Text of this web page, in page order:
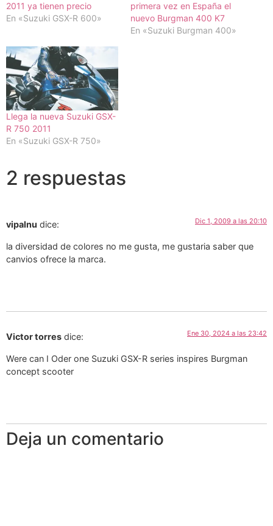
2011 ya tienen precio
En «Suzuki GSX-R 600»
primera vez en España el
nuevo Burgman 400 K7
En «Suzuki Burgman 400»
Llega la nueva Suzuki GSX-
R 750 2011
En «Suzuki GSX-R 750»
2 respuestas
vipalnu dice: Dic 1, 2009 a las 20:10
la diversidad de colores no me gusta, me gustaria saber que
canvios ofrece la marca.
Victor torres dice: Ene 30, 2024 a las 23:42
Were can I Oder one Suzuki GSX-R series inspires Burgman
concept scooter
Deja un comentario